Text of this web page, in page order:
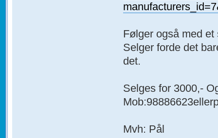
Følger også med
Selger forde det
det.
Selges for 3000,-
Mvh: Pål